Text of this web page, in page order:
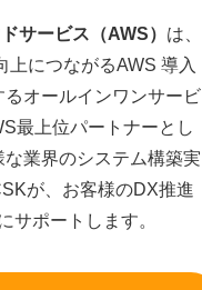
サービス（AWS） は、
上につながるAWS 導入
るオールインワンサービ
最上位パートナーとし
な業界のシステム構築実
が、お客様のDX推進
サポートします。